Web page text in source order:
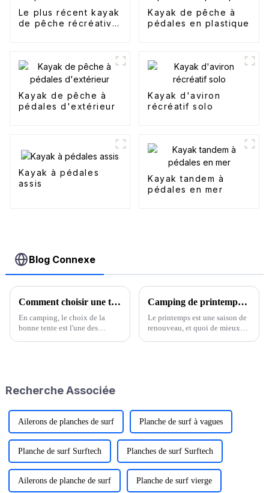
Le plus récent kayak
de pêche récréative
Kayak de pêche à
pédales en plastique
Kayak de pêche à
pédales d'extérieur
Kayak d'aviron
récréatif solo
Kayak à pédales
assis
Kayak tandem à
pédales en mer
Blog Connexe
Comment choisir une tente pour le camping en plein air ?
En camping, le choix de la
bonne tente est l'une des
Camping de printemps : profiter de la nature avec des tentes et du matériel de camping
Le printemps est une saison de
renouveau, et quoi de mieux
Recherche Associée
Ailerons de planches de surf Planche de surf à vagues
Planche de surf Surftech Planches de surf Surftech
Ailerons de planche de surf Planche de surf vierge